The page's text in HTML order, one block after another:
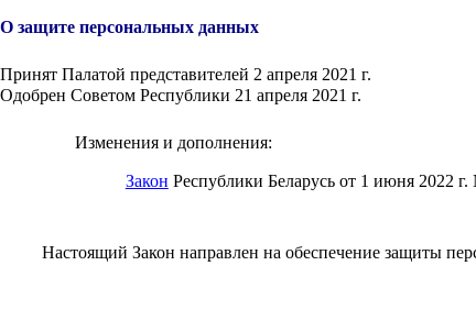
О защите персональных данных
Принят Палатой представителей 2 апреля 2021 г.
Одобрен Советом Республики 21 апреля 2021 г.
Изменения и дополнения:
Закон Республики Беларусь от 1 июня 2022
Настоящий Закон направлен на обеспечение защиты